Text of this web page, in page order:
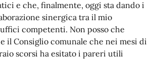
e che, finalmente, oggi sta dando i
sinergica tra il mio
competenti. Non posso che
il Consiglio comunale che nei mesi di
scorsi ha esitato i pareri utili